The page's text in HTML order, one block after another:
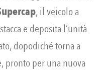
, il veicolo a
e deposita l’unità
dopodiché torna a
pronto per una nuova